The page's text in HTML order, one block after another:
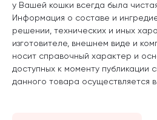
у Вашей кошки всегда была
Информация о составе и
решении, технических и иных
изготовителе, внешнем виде и
носит справочный характер и
доступных к моменту публикации
данного товара осуществляется